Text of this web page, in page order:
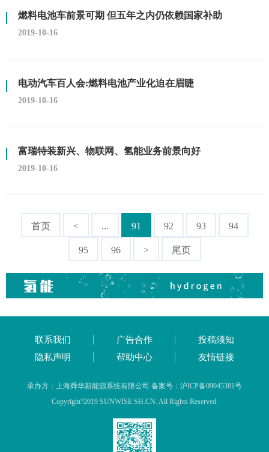
燃料电池车前景可期 但五年之内仍依赖国家补助
2019-10-16
电动汽车百人会:燃料电池产业化迫在眉睫
2019-10-16
富瑞特装新兴、物联网、氢能业务前景向好
2019-10-16
首页 < ... 91 92 93 94
95 96 > 尾页
联系我们 广告合作
投稿须知
隐私声明
帮助中心 友情链接
承办方：上海舜华新能源系统有限公司 备案号：沪ICP备09045381号
Copyright?2019 SUNWISE.SH.CN. All Rights Reserved.